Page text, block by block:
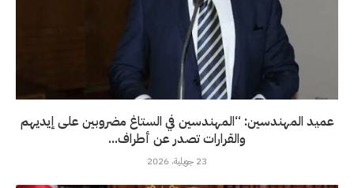
عميد المهندسين: “المهندسين في الستاغ مضروبين على إيديهم
والقرارات تصدر عن أطراف...
23 جويلية، 2026